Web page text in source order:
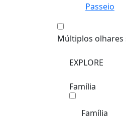
Passeio
Múltiplos
EXPLORE
Família
Família